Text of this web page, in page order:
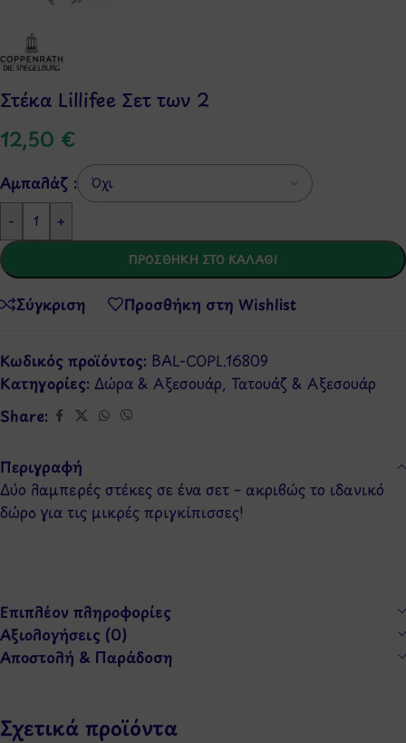
Στέκα Lillifee Σετ των 2
12,50 €
Αμπαλάζ :
-
+
ΠΡΟΣΘΉΚΗ ΣΤΟ ΚΑΛΆΘΙ
Σύγκριση Προσθήκη στη Wishlist
Κωδικός προϊόντος: BAL-COPL.16809
Κατηγορίες: Δώρα & Αξεσουάρ, Τατουάζ & Αξεσουάρ
Share:
Περιγραφή
Δύο λαμπερές στέκες σε ένα σετ – ακριβώς το ιδανικό
δώρο για τις μικρές πριγκίπισσες!
Επιπλέον πληροφορίες
Αξιολογήσεις (0)
Αποστολή & Παράδοση
Σχετικά προϊόντα